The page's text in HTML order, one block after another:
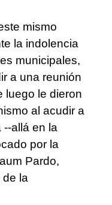
mismo
la indolencia
municipales,
a una reunión
luego le dieron
al acudir a
--allá en la
por la
Pardo,
de la